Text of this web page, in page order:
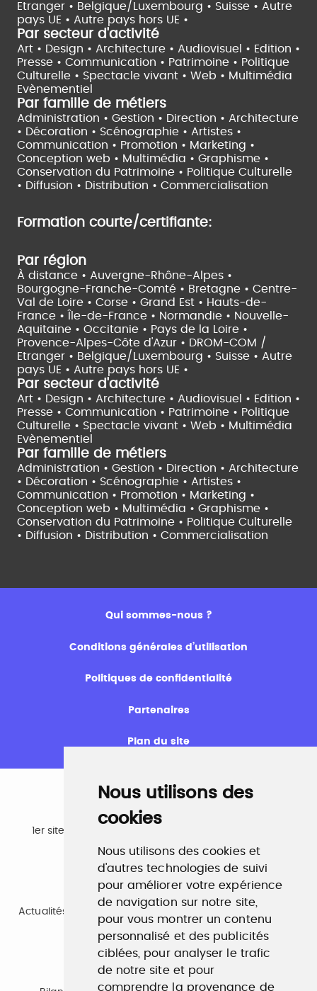
Nous utilisons des
cookies
Nous utilisons des cookies et
d'autres technologies de suivi
pour améliorer votre expérience
de navigation sur notre site,
pour vous montrer un contenu
personnalisé et des publicités
ciblées, pour analyser le trafic
de notre site et pour
comprendre la provenance de
Etranger • Belgique/Luxembourg • Suisse • Autre
pays UE • Autre pays hors UE •
Par secteur d'activité
Art • Design • Architecture • Audiovisuel • Edition •
Presse • Communication • Patrimoine • Politique
Culturelle • Spectacle vivant • Web • Multimédia
Evènementiel
Par famille de métiers
Administration • Gestion • Direction • Architecture
• Décoration • Scénographie • Artistes •
Communication • Promotion • Marketing •
Conception web • Multimédia • Graphisme •
Conservation du Patrimoine • Politique Culturelle
• Diffusion • Distribution • Commercialisation
Formation courte/certifiante:
Par région
À distance • Auvergne-Rhône-Alpes •
Bourgogne-Franche-Comté • Bretagne • Centre-
Val de Loire • Corse • Grand Est • Hauts-de-
France •
Île-de-France • Normandie • Nouvelle-
Aquitaine • Occitanie • Pays de la Loire •
Provence-Alpes-Côte d'Azur • DROM-COM /
Etranger • Belgique/Luxembourg • Suisse • Autre
pays UE • Autre pays hors UE •
Par secteur d'activité
Art • Design • Architecture • Audiovisuel • Edition •
Presse • Communication • Patrimoine • Politique
Culturelle • Spectacle vivant • Web • Multimédia
Evènementiel
Par famille de métiers
Administration • Gestion • Direction • Architecture
• Décoration • Scénographie • Artistes •
Communication • Promotion • Marketing •
Conception web • Multimédia • Graphisme •
Conservation du Patrimoine • Politique Culturelle
• Diffusion • Distribution • Commercialisation
Qui sommes-nous ?
Conditions générales d’utilisation
Politiques de confidentialité
Partenaires
Plan du site
Emploi
1er site emploi du secteur culturel 784.000 visites et
www.profilculture.com
Formation
Actualités, guide et annuaire des formations aux métiers
de la culture.
www.profilculture-formation.com
Accompagnement professionnel